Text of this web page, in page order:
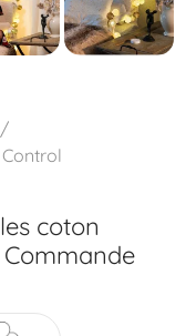
coton